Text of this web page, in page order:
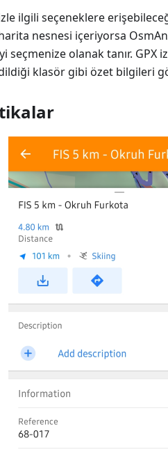
ilgili seçeneklere
nesnesi içeriyorsa
olanak tanır. GPX
klasör gibi özet bilgileri